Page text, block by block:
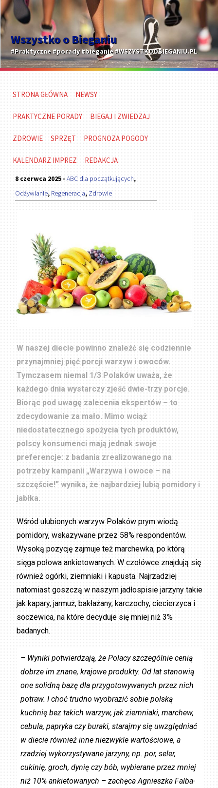
Wszystko o Bieganiu
#Praktyczne #porady #bieganie #WSZYSTKOOBIEGANIU.PL
STRONA GŁÓWNA NEWSY
PRAKTYCZNE PORADY BIEGAJ I ZWIEDZAJ
ZDROWIE SPRZĘT PROGNOZA POGODY
KALENDARZ IMPREZ REDAKCJA
8 czerwca 2025 - ABC dla początkujących,
Odżywianie, Regeneracja, Zdrowie
W naszej diecie powinno znaleźć się codziennie
przynajmniej pięć porcji warzyw i owoców.
Tymczasem niemal 1/3 Polaków uważa, że
każdego dnia wystarczy zjeść dwie-trzy porcje.
Biorąc pod uwagę zalecenia ekspertów – to
zdecydowanie za mało. Mimo wciąż
niedostatecznego spożycia tych produktów,
polscy konsumenci mają jednak swoje
preferencje: z badania zrealizowanego na
potrzeby kampanii „Warzywa i owoce – na
szczęście!” wynika, że najbardziej lubią pomidory i
jabłka.
Wśród ulubionych warzyw Polaków prym wiodą
pomidory, wskazywane przez 58% respondentów.
Wysoką pozycję zajmuje też marchewka, po którą
sięga połowa ankietowanych. W czołówce znajdują się
również ogórki, ziemniaki i kapusta. Najrzadziej
natomiast goszczą w naszym jadłospisie jarzyny takie
jak kapary, jarmuż, bakłażany, karczochy, ciecierzyca i
soczewica, na które decyduje się mniej niż 3%
badanych.
– Wyniki potwierdzają, że Polacy szczególnie cenią
dobrze im znane, krajowe produkty. Od lat stanowią
one solidną bazę dla przygotowywanych przez nich
potraw. I choć trudno wyobrazić sobie polską
kuchnię bez takich warzyw, jak ziemniaki, marchew,
cebula, papryka czy buraki, starajmy się uwzględniać
w diecie również inne niezwykle wartościowe, a
rzadziej wykorzystywane jarzyny, np. por, seler,
cukinię, groch, dynię czy bób, wybierane przez mniej
niż 10% ankietowanych – zachęca Agnieszka Falba-